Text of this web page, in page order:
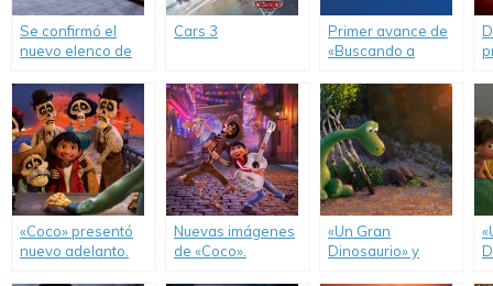
Se confirmó el
nuevo elenco de
Cars 3
Primer avance de
«Buscando a
«Coco» presentó
nuevo adelanto.
Nuevas imágenes
de «Coco».
«Un Gran
Dinosaurio» y